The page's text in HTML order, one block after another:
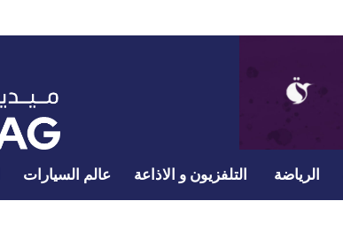
عالم السيارات التلفزيون و الاذاعة الرياضة